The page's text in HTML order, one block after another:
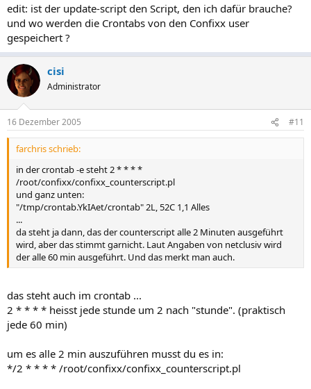
edit: ist der update-script den Script, den ich dafür brauche?
und wo werden die Crontabs von den Confixx user
gespeichert ?
cisi
Administrator
16 Dezember 2005 #11
farchris schrieb:
in der crontab -e steht 2 * * * *
/root/confixx/confixx_counterscript.pl
und ganz unten:
"/tmp/crontab.YkIAet/crontab" 2L, 52C 1,1 Alles
...
da steht ja dann, das der counterscript alle 2 Minuten ausgeführt
wird, aber das stimmt garnicht. Laut Angaben von netclusiv wird
der alle 60 min ausgeführt. Und das merkt man auch.
das steht auch im crontab ...
2 * * * * heisst jede stunde um 2 nach "stunde". (praktisch
jede 60 min)
um es alle 2 min auszuführen musst du es in:
*/2 * * * * /root/confixx/confixx_counterscript.pl